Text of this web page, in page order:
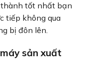
thành tốt nhất bạn
tiếp không qua
bị đôn lên.
sản xuất